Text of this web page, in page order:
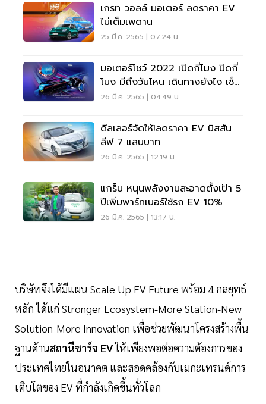
เกรท วอลล์ มอเตอร์ ลดราคา EV
ไม่เต็มเพดาน
25 มี.ค. 2565 | 07:24 น.
มอเตอร์โชว์ 2022 เปิดกี่โมง ปิดกี่
โมง มีถึงวันไหน เดินทางยังไง เช็ค
ที่นี่
26 มี.ค. 2565 | 04:49 น.
ดีลเลอร์จัดให้!ลดราคา EV นิสสัน
ลีฟ 7 แสนบาท
26 มี.ค. 2565 | 12:19 น.
แกร็บ หนุนพลังงานสะอาดตั้งเป้า 5
ปีเพิ่มพาร์ทเนอร์ใช้รถ EV 10%
26 มี.ค. 2565 | 13:17 น.
บริษัทจึงได้มีแผน Scale Up EV Future พร้อม 4 กลยุทธ์
หลัก ได้แก่ Stronger Ecosystem-More Station-New
Solution-More Innovation เพื่อช่วยพัฒนาโครงสร้างพื้น
ฐานด้านสถานีชาร์จ EVให้เพียงพอต่อความต้องการของ
ประเทศไทยในอนาคต และสอดคล้องกับเมกะเทรนด์การ
เติบโตของ EV ที่กำลังเกิดขึ้นทั่วโลก